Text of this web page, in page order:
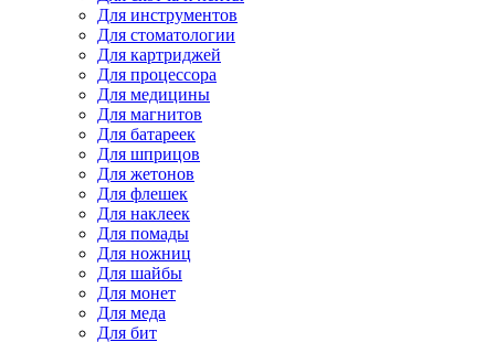
Для инструментов
Для стоматологии
Для картриджей
Для процессора
Для медицины
Для магнитов
Для батареек
Для шприцов
Для жетонов
Для флешек
Для наклеек
Для помады
Для ножниц
Для шайбы
Для монет
Для меда
Для бит